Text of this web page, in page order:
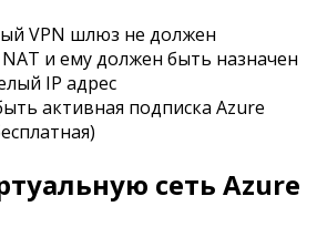
VPN шлюз не должен
NAT и ему должен быть назначен
IP адрес
активная подписка Azure
сеть Azure